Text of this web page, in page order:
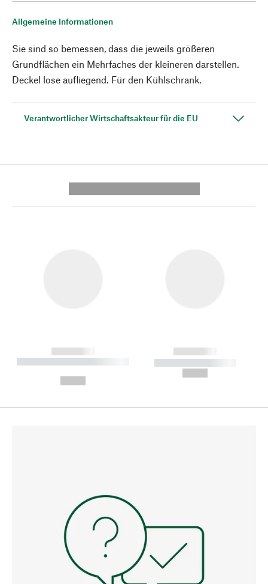
Allgemeine Informationen
Sie sind so bemessen, dass die jeweils größeren
Grundflächen ein Mehrfaches der kleineren darstellen.
Deckel lose aufliegend. Für den Kühlschrank.
Verantwortlicher Wirtschaftsakteur für die EU
------------
----------- ----------- --------
------------
----------- -----------